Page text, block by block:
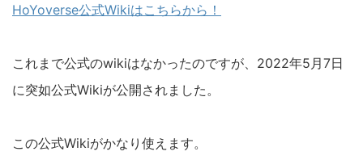
HoYoverse公式Wikiはこちらから！
これまで公式のwikiはなかったのですが、2022年5月7日
に突如公式Wikiが公開されました。
この公式Wikiがかなり使えます。